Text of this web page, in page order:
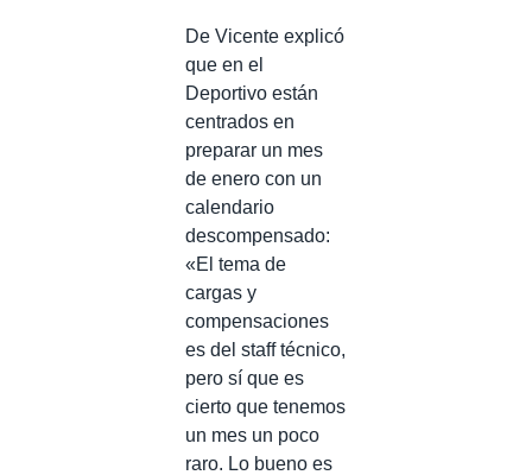
De Vicente explicó
que en el
Deportivo están
centrados en
preparar un mes
de enero con un
calendario
descompensado:
«El tema de
cargas y
compensaciones
es del staff técnico,
pero sí que es
cierto que tenemos
un mes un poco
raro. Lo bueno es